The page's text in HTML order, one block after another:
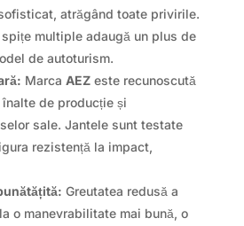
atrăgând toate privirile.
multiple adaugă un plus de
de autoturism.
Marca AEZeste recunoscută
de producție și
sale. Jantele sunt testate
rezistență la impact,
Greutatea redusă a
o manevrabilitate mai bună, o